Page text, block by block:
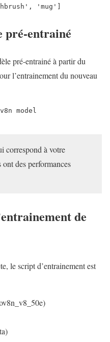
pré-entrainé
pré-entrainé à partir du
l’entrainement du nouveau
model
correspond à votre
des performances
de
le script d’entrainement est